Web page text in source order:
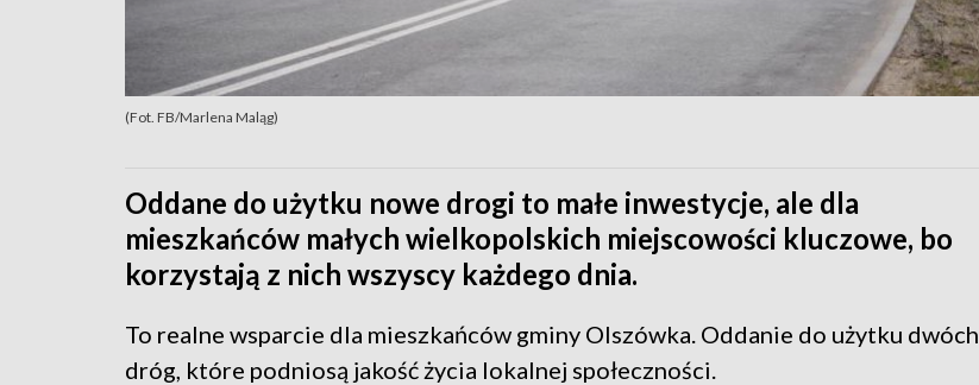
(Fot. FB/Marlena Maląg)
Oddane do użytku nowe drogi to małe inwestycje, ale dla
mieszkańców małych wielkopolskich miejscowości kluczowe, bo
korzystają z nich wszyscy każdego dnia.
To realne wsparcie dla mieszkańców gminy Olszówka. Oddanie do użytku dwóch
dróg, które podniosą jakość życia lokalnej społeczności.